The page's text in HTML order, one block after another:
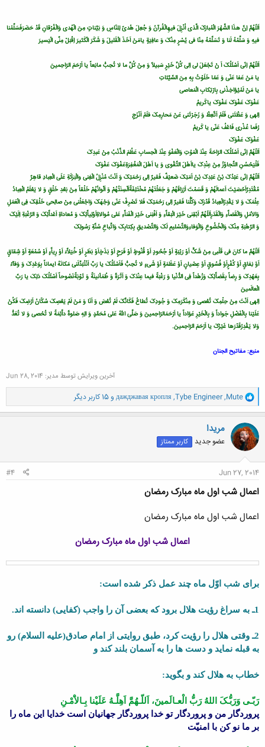
اَللّهُمَّ اِنَّ هذَا الشَّهْرَ الْمُبارَکَ الَّذى اُنْزِلَ فیهِالْقُرآنُ وَ جُعِلَ هُدىً لِلنّاسِ وَ بَیِّناتٍ مِنَ الْهُدى وَالْفُرْقانِ قَدْ حَضَرَفَسَلِّمْنا
فیهِ وَ سَلِّمْهُ لَنا وَ تَسَلَّمْهُ مِنّا فى یُسْرٍ مِنْکَ وَ عافِیَةٍ یامَنْ اَخَذَ الْقَلیلَ وَ شَکَرَ الْکَثیرَ اِقْبَلْ مِنِّى الْیَسیرَ
اَللّهُمَّ اِنّى اَسْئَلُکَ اَ نْ تَجْعَلَ لى اِلى کُلِّ خَیْرٍ سَبیلاً وَ مِنْ کُلِّ ما لا تُحِبُّ مانِعاً یا اَرْحَمَ الرّاحِمینَ
یا مَنْ عَفا عَنّى وَ عَمّا خَلَوْتُ بِهِ مِنَ السَّیِّئاتِ
یا مَنْ لَمْیُؤاخِذْنى بِارْتِکابِ الْمَعاصى
عَفْوَکَ عَفْوَکَ عَفْوَکَ یاکَریمُ
اِلهى وَ عَظْتَنى فَلَمْ اَتَّعِظْ وَ زَجَرْتَنى عَنْ مَحارِمِکَ فلَمْ اَنْزَجِ
رْفَما عُذْرى فَاعْفُ عَنّى یا کَریمُ
عَفْوَکَ عَفْوَکَ
اَللّهُمَّ اِنّى اَسْئَلُکَ الرّاحَةَ عِنْدَ الْمَوْتِ وَالْعَفْوَ عِنْدَ الْحِسابِ عَظُمَ الذَّنْبُ مِنْ عَبدِکَ
فَلْیَحْسُنِ التَّجاوُزُ مِنْ عِنْدِکَ یااَهْلَ التَّقْوى وَ یا اَهْلَ الْمَغْفِرَةِعَفْوَکَ عَفْوَکَ
اَللّهُمَّ اِنّى عَبْدُکَ بْنُ عَبْدِکَ بْنُ اَمَتِکَ ضَعیْفٌ فَقیرٌ اِلى رَحْمَتِکَ وَ اَنْتَ مُنْزِلُ الْغِنى والْبَرَکَةِ عَلَى الْعِبادِ قاهِرٌ
مُقْتَدِرٌاَحْصَیْتَ اَعمالَهُمْ وَ قَسَمْتَ اَرْزاقَهُمْ وَ جَعَلْتَهُمْ مُخْتَلِفَةًاَلْسِنَتُهُمْ وَ اَلْوانُهُمْ خَلْقاً مِنْ بَعْدِ خَلْقٍ وَ لا یَعْلَمُ الْعِبادُ
عِلْمَکَ وَ لا یَقْدِرُالْعِبادُ قَدْرَکَ وَکُلُّنا فَقیرٌ اِلى رَحْمَتِکَ فَلا تَصْرِفْ عَنّى وَجْهَکَ وَاجْعَلْنى مِنْ صالِحى خَلْقِکَ فِى الْعَمَلِ
وَالاْمَلِ وَالْقَضاَّءِ وَالْقَدَرِاَللّهُمَّ اَبْقِنى خَیْرَ الْبَقاَّءِ وَ اَفْنِنى خَیْرَ الْفَناَّءِ عَلى مُوالاةِاَوْلِیاَّئِکَ وَ مُعاداةِ اَعْداَّئِکَ وَ الرَّغْبَةِ اِلَیْکَ
وَ الرَّهْبَةِ مِنْکَ وَالْخُشُوعِ وَالْوَفاءِوَالتَّسْلیمِ لَکَ وَالتَّصْدیقِ بِکِتابِکَ وَاتِّباعِ سُنَّةِ رَسُولِکَ
اَللّهُمَّ ما کانَ فى قَلْبى مِنْ شَکٍّ اَوْ رَیْبَةٍ اَوْ جُحُودٍ اَوْ قُنُوطٍ اَوْ فَرَحٍ اَوْ بَذَخٍاَوْ بَطَرٍ اَوْ خُیَلاَّءَ اَوْ رِیاَّءٍ اَوْ سُمْعَةٍ اَوْ شِقاقٍ
اَوْ نِفاقٍ اَوْ کُفْرٍاَوْ فُسُوقٍ اَوْ عِصْیانٍ اَوْ عَظَمَةٍ اَوْ شَىءٍ لا تُحِبُّ فَاَسْئَلُکَ یا رَبِّ اَنْتُبَدِّلَنى مَکانَهُ ایماناً بِوَعْدِکَ وَ وَفآءً
بِعَهْدِکَ وَ رِضاً بِقَضاَّئِکَ وَزُهْداً فِى الدُّنْیا وَ رَغْبَةً فیما عِنْدَکَ وَ اَثَرَةً وَ طُمَاْنینَةً وَ تَوْبَةًنَصُوحاً اَسْئَلُکَ ذلِکَ یا رَبَّ
الْعالَمینَ
اِلهى اَنْتَ مِنْ حِلْمِکَ تُعْصى وَ مِنْکَرَمِکَ وَ جُودِکَ تُطاعُ فَکَانَّکَ لَمْ تُعْصَ وَ اَنَا وَ مَنْ لَمْ یَعْصِکَ سُکّانُ اَرْضِکَ فَکُنْ
عَلَیْنا بِالْفَضْلِ جَواداً وَ بِالْخَیْرِ عَوّاداً یا اَرْحَمَالرّاحِمینَ وَ صَلَّى اللّهُ عَلى مُحَمَّدٍ وَ الِهِ صَلوةً داَّئِمَةً لا تُحْصى وَ لا تُعَدُّ
وَلا یَقْدِرُقَدْرَها غَیْرُکَ یا اَرْحَمَ الرّاحِمینَ.
منبع: مفاتیح الجنان
آخرین ویرایش توسط مدیر: Jun 28, 2014
و
ا
ک
ن
ش
ه
ا
Mute
,
Tybe Engineer
,
дажджавая кропля و 15 کاربر دیگر
مریدا
عضو جدید کاربر ممتاز
Jun 27, 2014
#4
اعمال شب اول ماه مبارک رمضان
اعمال شب اول ماه مبارک رمضان
اعمال شب اول ماه مبارک رمضان
براى شب اوّل ماه چند عمل ذکر شده است:
1ـ به سراغ رؤیت هلال برود که بعضى آن را واجب (کفایى) دانسته اند.
2ـ وقتى هلال را رؤیت کرد، طبق روایتى از امام صادق(علیه السلام) رو
به قبله نماید و دست ها را به آسمان بلند کند و
خطاب به هلال کند و بگوید:
رَبّـى وَرَبُّـکَ اللهُ رَبُّ الْعـالَمینَ، اَللّـهُمَّ اَهِلَّـهُ عَلَیْنا بِـالاَْمْـنِ
پروردگار من و پروردگار تو خدا پروردگار جهانیان است خدایا این ماه را
بر ما نو کن با امنیّت